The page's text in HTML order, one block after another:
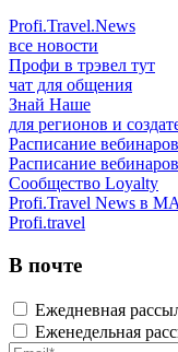
Profi.Travel.News
все новости
Профи в трэвел тут
чат для общения
Знай Наше
для регионов и
Расписание
Расписание
Сообщество Loyalty
Profi.Travel News в
Profi.travel
В почте
Ежедневная
Еженедельная